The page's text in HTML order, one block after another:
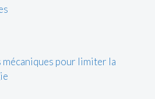
pour limiter la